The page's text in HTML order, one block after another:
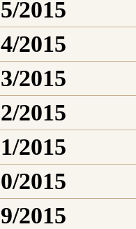
2015
2015
2015
2015
2015
2015
2015